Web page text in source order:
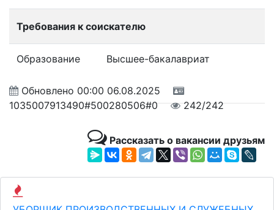
Требования к соискателю
Образование Высшее-бакалавриат
Обновлено 00:00 06.08.2025
1035007913490#500280506#0
242/242
Рассказать о вакансии друзьям